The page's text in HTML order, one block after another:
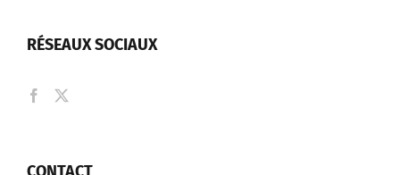
RÉSEAUX SOCIAUX